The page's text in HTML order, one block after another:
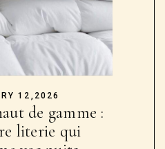
12,2026
de gamme :
literie qui